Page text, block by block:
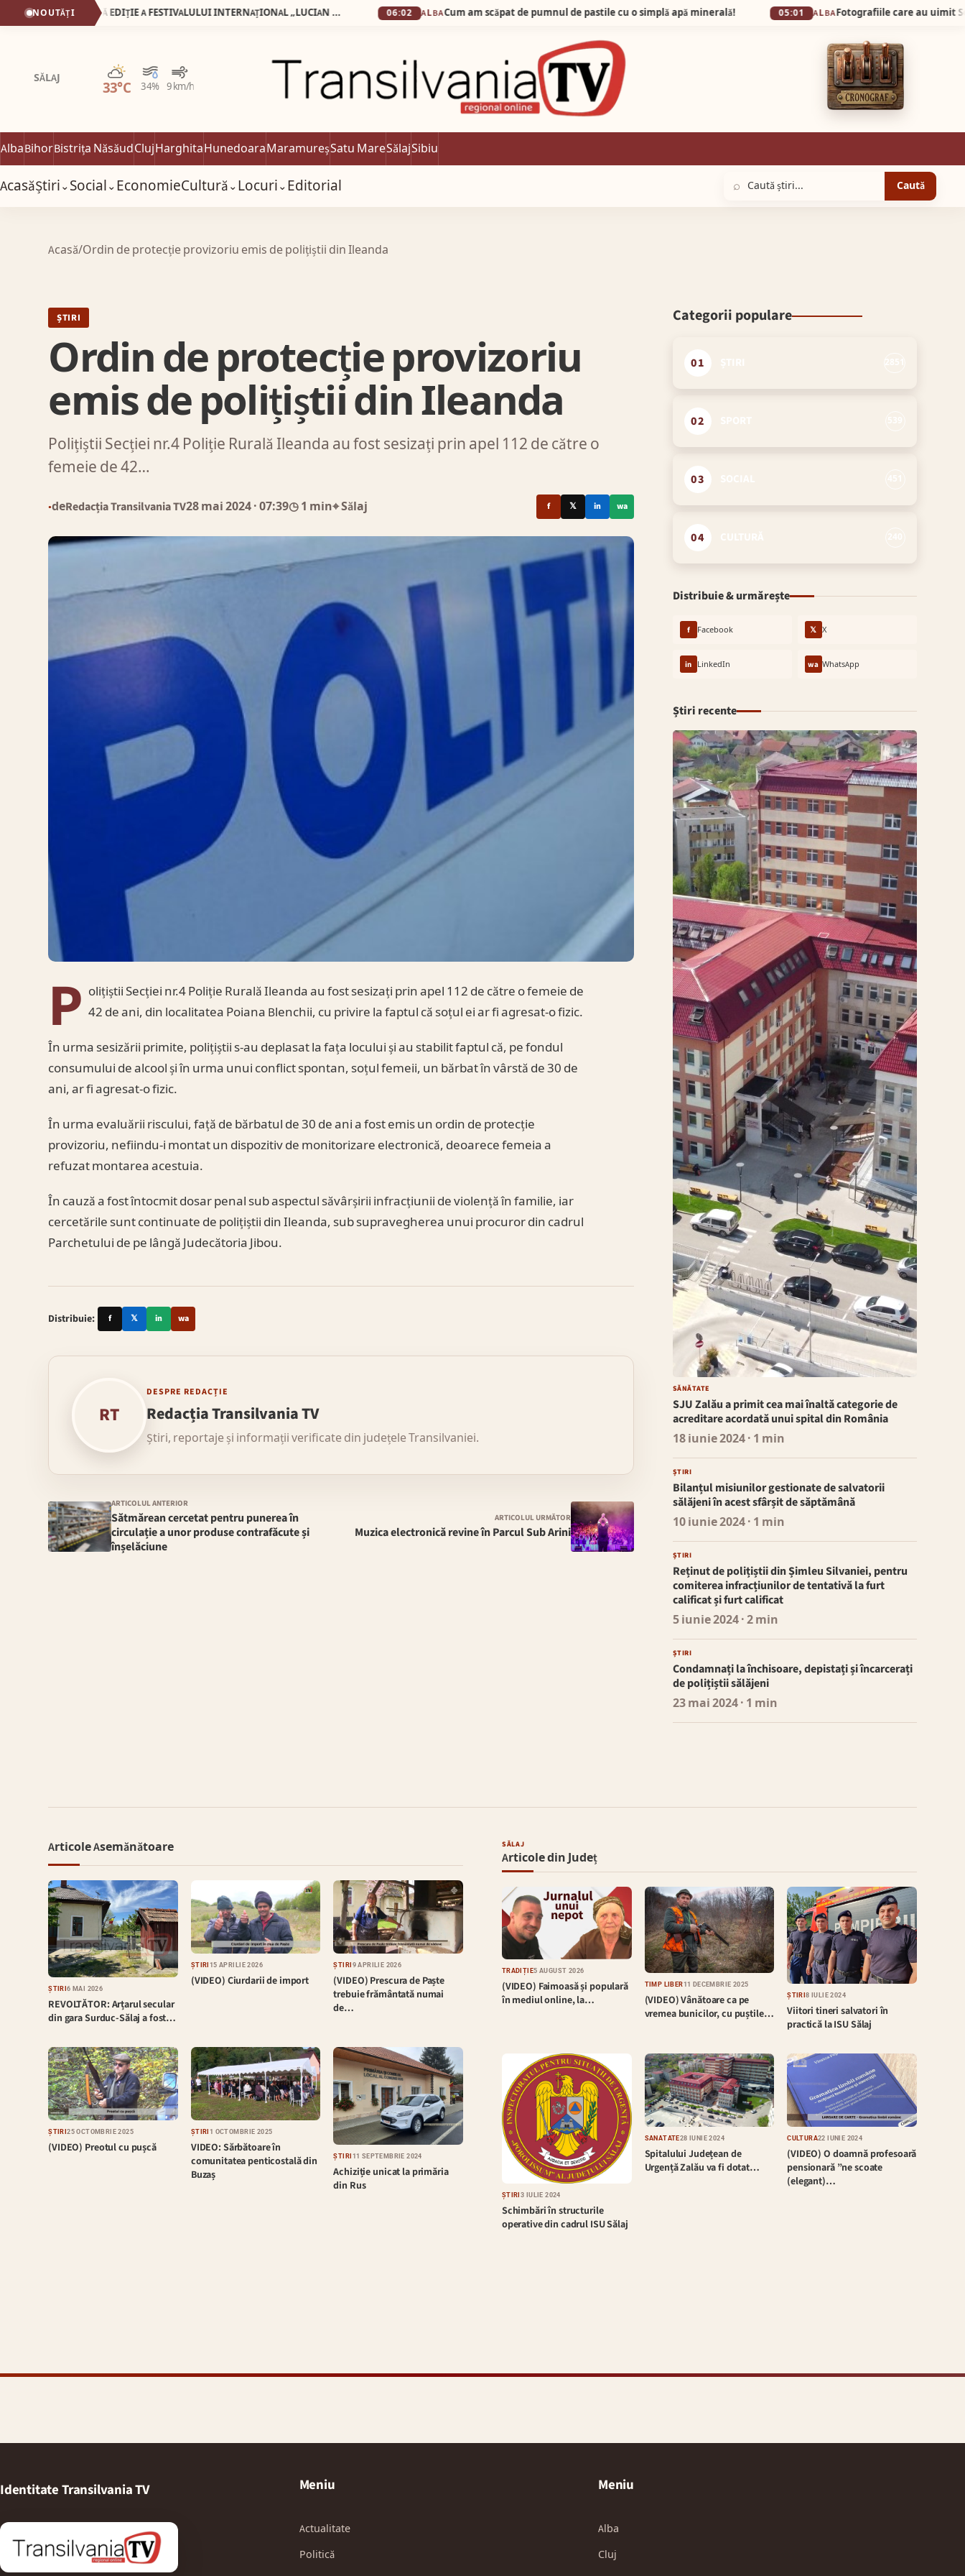
NOUTĂȚI SEBEȘ: 15-17 MAI 2026, O NOUĂ EDIȚIE A FESTIVALULUI INTERNAȚIONAL „LUCIAN BLAGA” Spectacole și concursuri, cărți de calitate și conferințe științifice, în cadrul unui demers cultural de tradiție 06:02 ALBACum am scăpat de pumnul de pastile cu o simplă apă minerală! 05:01 ALBA
SĂLAJ
33°C 34% 9 km/h
Parțial noros
AlbaBihorBistrița NăsăudClujHarghitaHunedoaraMaramureșSatu MareSălajSibiu
AcasăȘtiri⌄Social⌄EconomieCultură⌄Locuri⌄Editorial ⌕ Caută
Acasă/Ordin de protecție provizoriu emis de polițiștii din Ileanda
ȘTIRI
Ordin de protecție provizoriu
emis de polițiștii din Ileanda
Polițiștii Secției nr.4 Poliție Rurală Ileanda au fost sesizați prin apel 112 de către o
femeie de 42…
●deRedacția Transilvania TV28 mai 2024· 07:39◷ 1 min⌖ Sălaj f 𝕏 in wa
P olițiștii Secției nr.4 Poliție Rurală Ileanda au fost sesizați prin apel 112 de către o femeie de
42 de ani, din localitatea Poiana Blenchii, cu privire la faptul că soțul ei ar fi agresat-o fizic.
În urma sesizării primite, polițiștii s-au deplasat la fața locului și au stabilit faptul că, pe fondul
consumului de alcool și în urma unui conflict spontan, soțul femeii, un bărbat în vârstă de 30 de
ani, ar fi agresat-o fizic.
În urma evaluării riscului, față de bărbatul de 30 de ani a fost emis un ordin de protecție
provizoriu, nefiindu-i montat un dispozitiv de monitorizare electronică, deoarece femeia a
refuzat montarea acestuia.
În cauză a fost întocmit dosar penal sub aspectul săvârșirii infracțiunii de violență în familie, iar
cercetările sunt continuate de polițiștii din Ileanda, sub supravegherea unui procuror din cadrul
Parchetului de pe lângă Judecătoria Jibou.
Distribuie: f 𝕏 in wa
RT
DESPRE REDACȚIE
Redacția Transilvania TV
Știri, reportaje și informații verificate din județele Transilvaniei.
ARTICOLUL ANTERIOR
Sătmărean cercetat pentru punerea în
circulație a unor produse contrafăcute și
înșelăciune
ARTICOLUL URMĂTOR
Muzica electronică revine în Parcul Sub Arini
Categorii populare
01
02
03
04
Distribuie & urmărește
f Facebook 𝕏 X
in LinkedIn wa WhatsApp
Știri recente
SĂNĂTATE
SJU Zalău a primit cea mai înaltă categorie de
acreditare acordată unui spital din România
18 iunie 2024· 1 min
ȘTIRI
Bilanțul misiunilor gestionate de salvatorii
sălăjeni în acest sfârșit de săptămână
10 iunie 2024· 1 min
ȘTIRI
Reținut de polițiștii din Șimleu Silvaniei, pentru
comiterea infracțiunilor de tentativă la furt
calificat și furt calificat
5 iunie 2024· 2 min
ȘTIRI
Condamnați la închisoare, depistați și încarcerați
de polițiștii sălăjeni
23 mai 2024· 1 min
Articole Asemănătoare
ȘTIRI6 MAI 2026
REVOLTĂTOR: Arțarul secular
din gara Surduc-Sălaj a fost…
ȘTIRI 15 APRILIE 2026
(VIDEO) Ciurdarii de import
ȘTIRI 9 APRILIE 2026
(VIDEO) Prescura de Paște
trebuie frământată numai
de…
ȘTIRI25 OCTOMBRIE 2025
(VIDEO) Preotul cu pușcă
ȘTIRI 1 OCTOMBRIE 2025
VIDEO: Sărbătoare în
comunitatea penticostală din
Buzaș
ȘTIRI 11 SEPTEMBRIE 2024
Achiziție unicat la primăria
din Rus
SĂLAJ
Articole din Județ
TRADIȚIE5 AUGUST 2026
(VIDEO) Faimoasă și populară
în mediul online, la…
TIMP LIBER11 DECEMBRIE 2025
(VIDEO) Vânătoare ca pe
vremea bunicilor, cu puștile…
ȘTIRI8 IULIE 2024
Viitori tineri salvatori în
practică la ISU Sălaj
ȘTIRI 3 IULIE 2024
Schimbări în structurile
operative din cadrul ISU Sălaj
SĂNĂTATE28 IUNIE 2024
Spitalului Județean de
Urgență Zalău va fi dotat…
CULTURĂ22 IUNIE 2024
(VIDEO) O doamnă profesoară
pensionară ”ne scoate
(elegant)…
Identitate Transilvania TV Meniu
Actualitate
Politică
Meniu
Alba
Cluj